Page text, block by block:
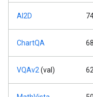
AI2D
ChartQA
VQAv2 (val)